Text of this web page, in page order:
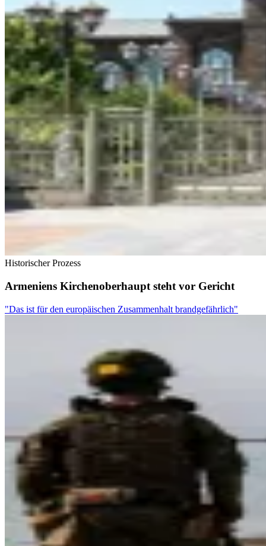
Historischer Prozess
Armeniens Kirchenoberhaupt steht vor Gericht
"Das ist für den europäischen Zusammenhalt brandgefährlich"